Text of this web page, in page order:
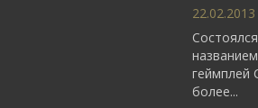
22.02.2013
геймплей
более...